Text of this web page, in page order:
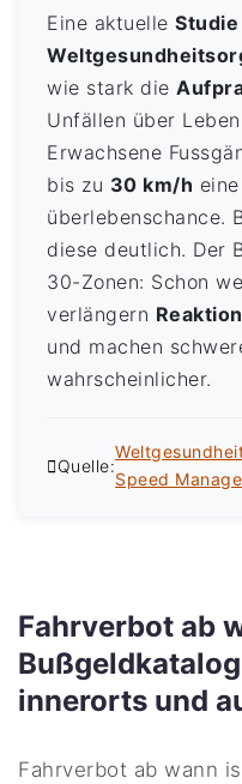
Eine aktuelle
wie stark die
Unfällen über
Erwachsene
bis zu 30 km/h
überlebenschance.
diese deutlich. Der
30-Zonen: Schon
verlängern
und machen
wahrscheinlicher.
Quelle:
Speed
Fahrverbot ab
innerorts und
Fahrverbot ab wann